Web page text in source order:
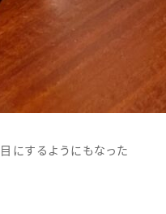
にするようにもなった